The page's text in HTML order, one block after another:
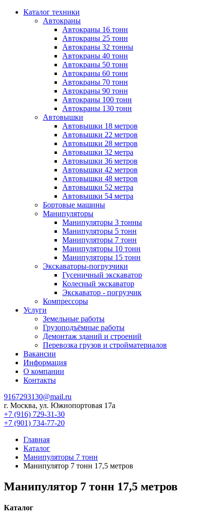
Каталог техники
Автокраны
Автокраны 16 тонн
Автокраны 25 тонн
Автокраны 32 тонны
Автокраны 40 тонн
Автокраны 50 тонн
Автокраны 60 тонн
Автокраны 70 тонн
Автокраны 90 тонн
Автокраны 100 тонн
Автокраны 130 тонн
Автовышки
Автовышки 18 метров
Автовышки 22 метров
Автовышки 28 метров
Автовышки 32 метра
Автовышки 36 метров
Автовышки 42 метров
Автовышки 48 метров
Автовышки 52 метра
Автовышки 54 метра
Бортовые машины
Манипуляторы
Манипуляторы 3 тонны
Манипуляторы 5 тонн
Манипуляторы 7 тонн
Манипуляторы 10 тонн
Манипуляторы 15 тонн
Экскаваторы-погрузчики
Гусеничный экскаватор
Колесный экскаватор
Экскаватор - погрузчик
Компрессоры
Услуги
Земельные работы
Грузоподъёмные работы
Демонтаж зданий и строений
Перевозка грузов и стройматериалов
Вакансии
Информация
О компании
Контакты
9167293130@mail.ru
г. Москва, ул. Южнопортовая 17а
+7 (916) 729-31-30
+7 (901) 734-77-20
Главная
Каталог
Манипуляторы 7 тонн
Манипулятор 7 тонн 17,5 метров
Манипулятор 7 тонн 17,5 метров
Каталог